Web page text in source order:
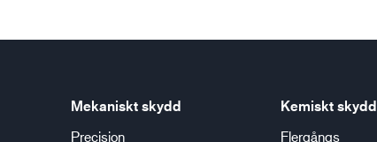
Mekaniskt skydd
Precision
Kemiskt skydd
Flergångs